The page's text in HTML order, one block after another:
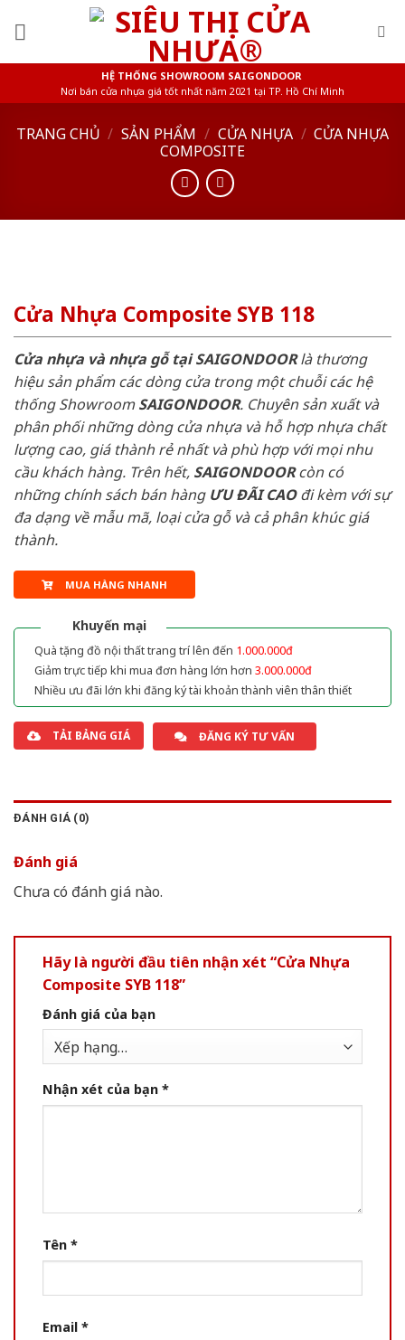
HỆ THỐNG SHOWROOM SAIGONDOOR
Nơi bán cửa nhựa giá tốt nhất năm 2021 tại TP. Hồ Chí Minh
TRANG CHỦ / SẢN PHẨM / CỬA NHỰA / CỬA NHỰA
COMPOSITE
Cửa Nhựa Composite SYB 118
Cửa nhựa và nhựa gỗ tại SAIGONDOORlà thương
hiệu sản phẩm các dòng cửa trong một chuỗi các hệ
thống ShowroomSAIGONDOOR. Chuyên sản xuất và
phân phối những dòng cửa nhựa và hỗ hợp nhựa chất
lượng cao, giá thành rẻ nhất và phù hợp với mọi nhu
cầu khách hàng. Trên hết, SAIGONDOORcòn có
những chính sách bán hàng ƯU ĐÃI CAOđi kèm với sự
đa dạng về mẫu mã, loại cửa gỗ và cả phân khúc giá
thành.
MUA HÀNG NHANH
Khuyến mại
Quà tặng đồ nội thất trang trí lên đến 1.000.000đ
Giảm trực tiếp khi mua đơn hàng lớn hơn 3.000.000đ
Nhiều ưu đãi lớn khi đăng ký tài khoản thành viên thân thiết
TẢI BẢNG GIÁ ĐĂNG KÝ TƯ VẤN
ĐÁNH GIÁ (0)
Đánh giá
Chưa có đánh giá nào.
Hãy là người đầu tiên nhận xét “Cửa Nhựa
Composite SYB 118”
Đánh giá của bạn
Nhận xét của bạn *
Tên *
Email *